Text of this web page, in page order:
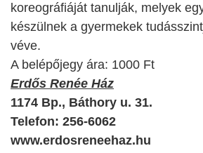
koreográfiáját tanulják, melyek
készülnek a gyermekek
véve.
A belépőjegy ára: 1000 Ft
Erdős Renée Ház
1174 Bp., Báthory u. 31.
Telefon: 256-6062
www.erdosreneehaz.hu